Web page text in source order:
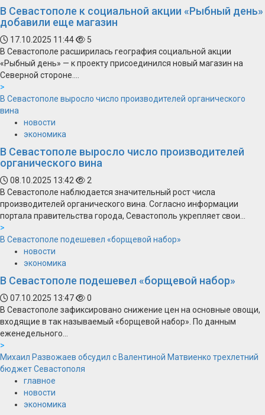
В Севастополе к социальной акции «Рыбный день»
добавили еще магазин
17.10.2025 11:44
5
В Севастополе расширилась география социальной акции
«Рыбный день» — к проекту присоединился новый магазин на
Северной стороне....
>
В Севастополе выросло число производителей органического
вина
новости
экономика
В Севастополе выросло число производителей
органического вина
08.10.2025 13:42
2
В Севастополе наблюдается значительный рост числа
производителей органического вина. Согласно информации
портала правительства города, Севастополь укрепляет свои...
>
В Севастополе подешевел «борщевой набор»
новости
экономика
В Севастополе подешевел «борщевой набор»
07.10.2025 13:47
0
В Севастополе зафиксировано снижение цен на основные овощи,
входящие в так называемый «борщевой набор». По данным
еженедельного...
>
Михаил Развожаев обсудил с Валентиной Матвиенко трехлетний
бюджет Севастополя
главное
новости
экономика